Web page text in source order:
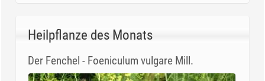
Heilpflanze des Monats
Der Fenchel - Foeniculum vulgare Mill.